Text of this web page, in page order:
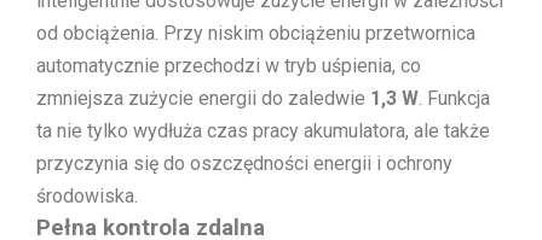
od obciążenia. Przy niskim obciążeniu przetwornica
automatycznie przechodzi w tryb uśpienia, co
zmniejsza zużycie energii do zaledwie 1,3 W . Funkcja
ta nie tylko wydłuża czas pracy akumulatora, ale także
przyczynia się do oszczędności energii i ochrony
środowiska.
Pełna kontrola zdalna